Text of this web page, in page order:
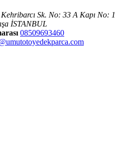
Sk. No: 33 A Kapı No: 1
İSTANBUL
08509693460